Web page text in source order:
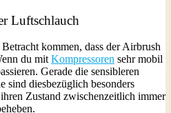
Luftschlauch
kommen, dass der Airbrush
du mitKompressoren sehr mobil
Gerade die sensibleren
sind diesbezüglich besonders
Zustand zwischenzeitlich immer